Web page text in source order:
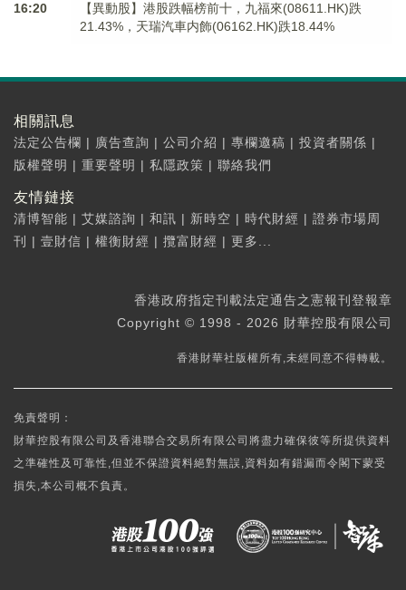
16:20
【異動股】港股跌幅榜前十，九福來(08611.HK)跌
21.43%，天瑞汽車内飾(06162.HK)跌18.44%
相關訊息
法定公告欄 | 廣告查詢 | 公司介紹 | 專欄邀稿 | 投資者關係 |
版權聲明 | 重要聲明 | 私隱政策 | 聯絡我們
友情鏈接
清博智能 | 艾媒諮詢 | 和訊 | 新時空 | 時代財經 | 證券市場周
刊
| 壹財信 | 權衡財經 | 攬富財經 | 更多...
香港政府指定刊載法定通告之憲報刊登報章
Copyright © 1998 - 2026 財華控股有限公司
香港財華社版權所有,未經同意不得轉載。
免責聲明：
財華控股有限公司及香港聯合交易所有限公司將盡力確保彼等所提供資料
之準確性及可靠性,但並不保證資料絕對無誤,資料如有錯漏而令閣下蒙受
損失,本公司概不負責。